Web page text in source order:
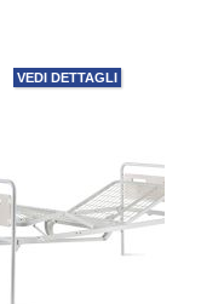
VEDI DETTAGLI